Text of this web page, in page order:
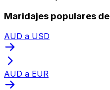
Maridajes populares
AUD a USD
AUD a EUR